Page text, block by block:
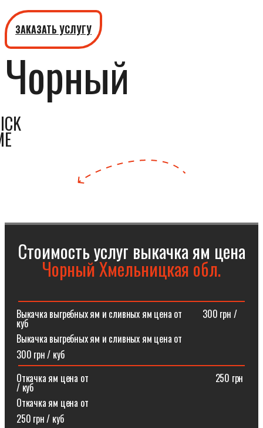
ЗАКАЗАТЬ УСЛУГУ
Чорный
Стоимость услуг выкачка ям цена
Чорный Хмельницкая обл.
Выкачка выгребных ям и сливных ям цена от⠀⠀⠀300 грн /
куб
Выкачка выгребных ям и сливных ям цена от
300 грн / куб
Откачка ям цена от ⠀⠀⠀⠀⠀⠀⠀⠀⠀⠀⠀⠀⠀⠀⠀⠀⠀⠀250 грн
/ куб
Откачка ям цена от
250 грн / куб